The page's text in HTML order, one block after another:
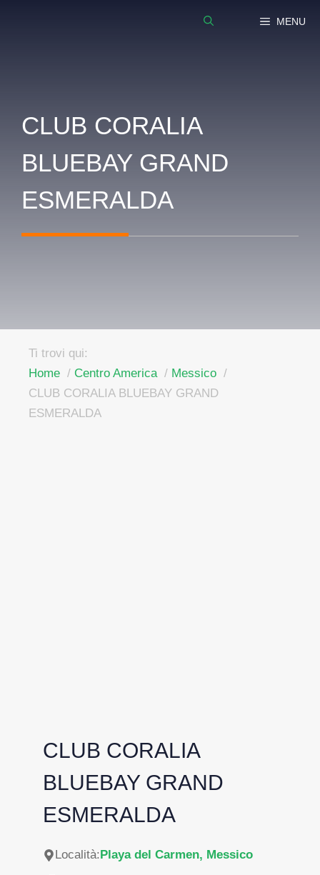
MENU
CLUB CORALIA
BLUEBAY GRAND
ESMERALDA
Ti trovi qui:
Home
Centro America
Messico
CLUB CORALIA BLUEBAY GRAND
ESMERALDA
CLUB CORALIA
BLUEBAY GRAND
ESMERALDA
Località:Playa del Carmen, Messico